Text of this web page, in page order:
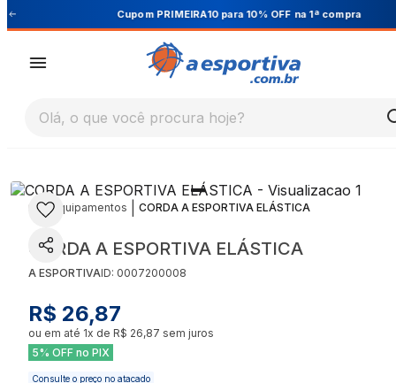
Cupom PRIMEIRA10 para 10% OFF na 1ª compra
Olá, o que você procura hoje?
| Equipamentos CORDA A ESPORTIVA ELÁSTICA
CORDA A ESPORTIVA ELÁSTICA
A ESPORTIVAID: 0007200008
R$ 26,87
ou em até 1x de R$ 26,87 sem juros
5% OFF no PIX
Consulte o preço no atacado